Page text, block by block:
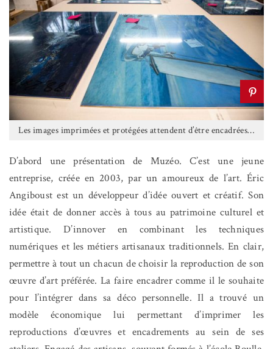
Les images imprimées et protégées attendent d’être encadrées…
D’abord une présentation de Muzéo. C’est une jeune
entreprise, créée en 2003, par un amoureux de l’art. Éric
Angiboust est un développeur d’idée ouvert et créatif. Son
idée était de donner accès à tous au patrimoine culturel et
artistique. D’innover en combinant les techniques
numériques et les métiers artisanaux traditionnels. En clair,
permettre à tout un chacun de choisir la reproduction de son
œuvre d’art préférée. La faire encadrer comme il le souhaite
pour l’intégrer dans sa déco personnelle. Il a trouvé un
modèle économique lui permettant d’imprimer les
reproductions d’œuvres et encadrements au sein de ses